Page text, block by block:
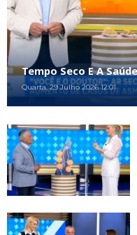
Tempo Seco E A
Quarta, 29 Julho 2026 12:01